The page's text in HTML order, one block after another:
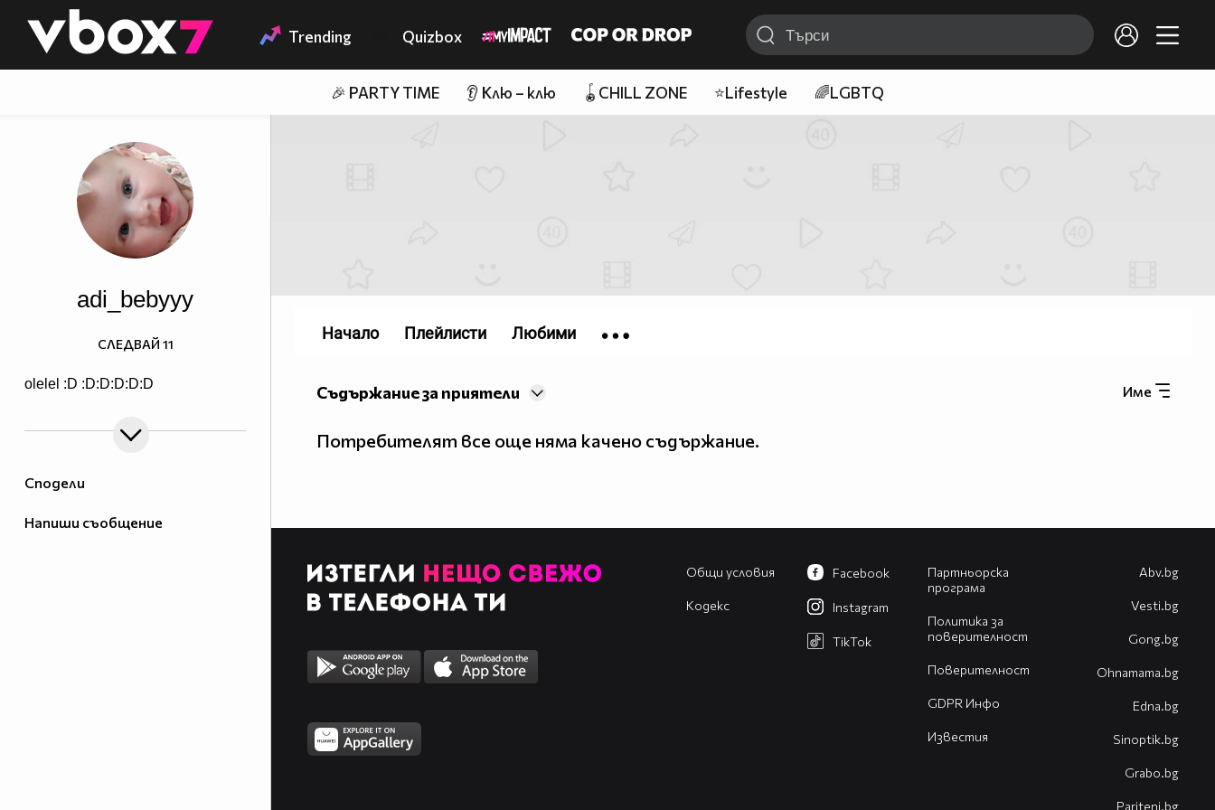
👾 Trending Quizbox
🎉 PARTY TIME 👂 Клю – клю 🪀CHILL ZONE ⭐Lifestyle 🌈LGBTQ
Сподели
Напиши съобщение
adi_bebyyy
olelel :D :D:D:D:D:D
СЛЕДВАЙ 11
Име
Съдържание за приятели
Потребителят все още няма качено съдържание.
Начало Плейлисти Любими
Общи условия
Кодекс
Партньорска
програма
Политика за
поверителност
Поверителност
GDPR Инфо
Известия
Facebook
Instagram
TikTok
Abv.bg
Vesti.bg
Gong.bg
Оhnamama.bg
Edna.bg
Sinoptik.bg
Grabo.bg
Pariteni.bg